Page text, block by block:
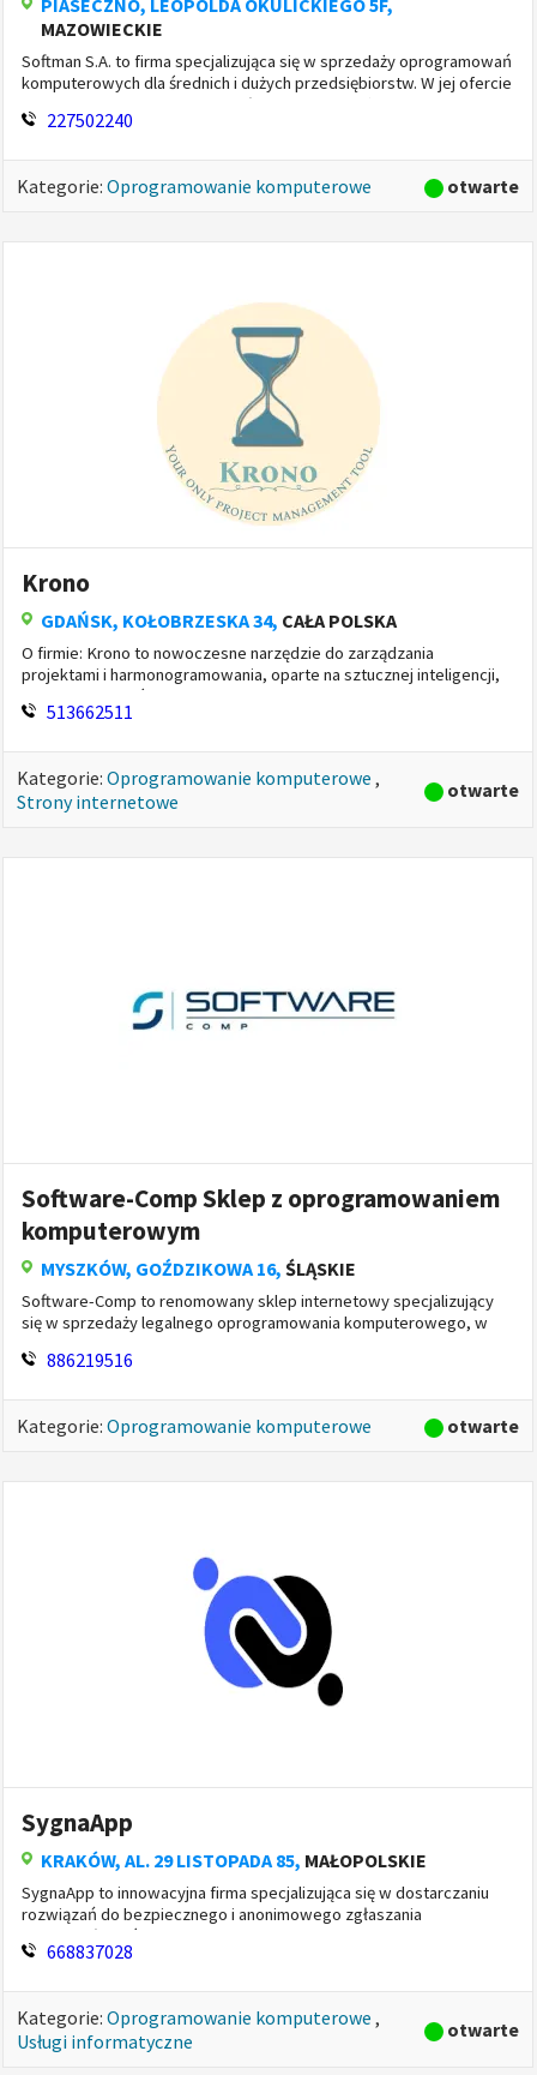
PIASECZNO, LEOPOLDA OKULICKIEGO 5F,
MAZOWIECKIE
Softman S.A. to firma specjalizująca się w sprzedaży oprogramowań
komputerowych dla średnich i dużych przedsiębiorstw. W jej ofercie
znajdują się rozwiązania do obsługi leasingu, pożyczek, windykacji ...
227502240
Kategorie:Oprogramowanie komputerowe otwarte
Krono
GDAŃSK, KOŁOBRZESKA 34, CAŁA POLSKA
O firmie: Krono to nowoczesne narzędzie do zarządzania
projektami i harmonogramowania, oparte na sztucznej inteligencji,
stworzone z myślą o eliminowaniu chaosu projektowego i
oszczędzaniu czasu zespo...
513662511
Kategorie:Oprogramowanie komputerowe,
Strony internetowe
otwarte
Software-Comp Sklep z oprogramowaniem
komputerowym
MYSZKÓW, GOŹDZIKOWA 16,ŚLĄSKIE
Software-Comp to renomowany sklep internetowy specjalizujący
się w sprzedaży legalnego oprogramowania komputerowego, w
Oferta obejmuje paki...
886219516
Kategorie:Oprogramowanie komputerowe otwarte
SygnaApp
KRAKÓW, AL. 29 LISTOPADA 85, MAŁOPOLSKIE
SygnaApp to innowacyjna firma specjalizująca się w dostarczaniu
rozwiązań do bezpiecznego i anonimowego zgłaszania
nieprawidłowości w organizacjach. Pomagamy przedsiębiorstwom
budować kulturę transpar...
668837028
Kategorie:Oprogramowanie komputerowe,
Usługi informatyczne
otwarte